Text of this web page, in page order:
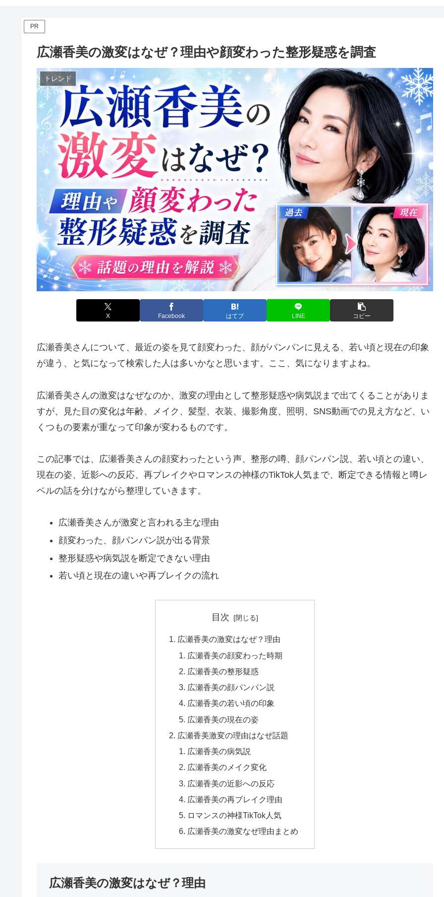
PR
広瀬香美の激変はなぜ？理由や顔変わった整形疑惑を調査
トレンド
X Facebook はてブ LINE コピー
広瀬香美さんについて、最近の姿を見て顔変わった、顔がパンパンに見える、若い頃と現在の印象
が違う、と気になって検索した人は多いかなと思います。ここ、気になりますよね。
広瀬香美さんの激変はなぜなのか、激変の理由として整形疑惑や病気説まで出てくることがありま
すが、見た目の変化は年齢、メイク、髪型、衣装、撮影角度、照明、SNS動画での見え方など、い
くつもの要素が重なって印象が変わるものです。
この記事では、広瀬香美さんの顔変わったという声、整形の噂、顔パンパン説、若い頃との違い、
現在の姿、近影への反応、再ブレイクやロマンスの神様のTikTok人気まで、断定できる情報と噂レ
ベルの話を分けながら整理していきます。
広瀬香美さんが激変と言われる主な理由
顔変わった、顔パンパン説が出る背景
整形疑惑や病気説を断定できない理由
若い頃と現在の違いや再ブレイクの流れ
目次
広瀬香美の激変はなぜ？理由
広瀬香美の顔変わった時期
広瀬香美の整形疑惑
広瀬香美の顔パンパン説
広瀬香美の若い頃の印象
広瀬香美の現在の姿
広瀬香美激変の理由はなぜ話題
広瀬香美の病気説
広瀬香美のメイク変化
広瀬香美の近影への反応
広瀬香美の再ブレイク理由
ロマンスの神様TikTok人気
広瀬香美の激変なぜ理由まとめ
広瀬香美の激変はなぜ？理由